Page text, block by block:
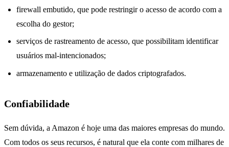
firewall embutido, que pode restringir o acesso de acordo com a
escolha do gestor;
serviços de rastreamento de acesso, que possibilitam identificar
usuários mal-intencionados;
armazenamento e utilização de dados criptografados.
Confiabilidade
Sem dúvida, a Amazon é hoje uma das maiores empresas do mundo.
Com todos os seus recursos, é natural que ela conte com milhares de